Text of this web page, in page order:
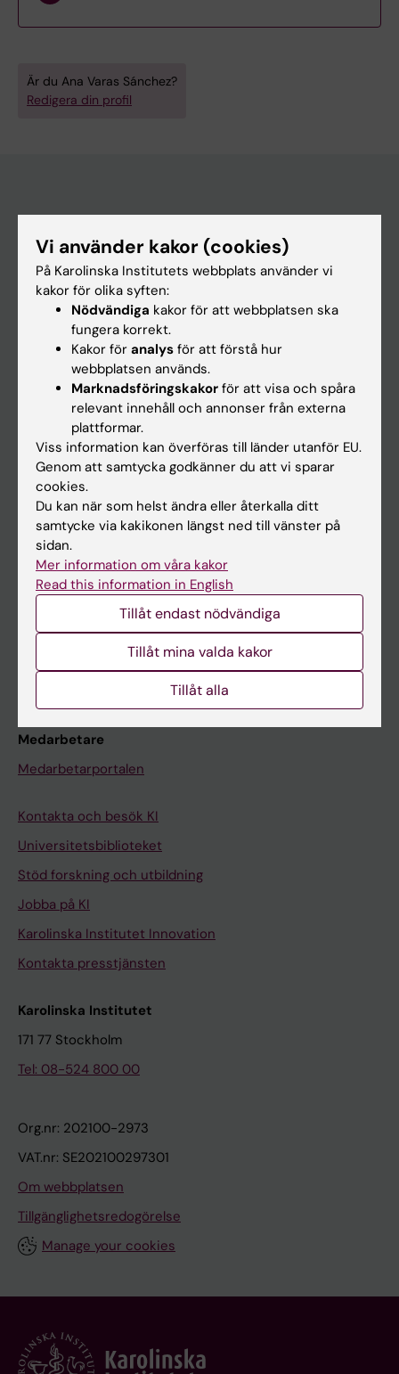
Är du Ana Varas Sánchez?
Redigera din profil
Utbildning
Forskarutbildning
Forskning
Kalender
Student
Ladok
Canvas
Schema
Kurs- och programwebbar
Student på KI
Medarbetare
Medarbetarportalen
Kontakta och besök KI
Universitetsbiblioteket
Stöd forskning och utbildning
Jobba på KI
Karolinska Institutet Innovation
Kontakta presstjänsten
Karolinska Institutet
171 77 Stockholm
Tel: 08-524 800 00
Org.nr: 202100-2973
VAT.nr: SE202100297301
Om webbplatsen
Tillgänglighetsredogörelse
Manage your cookies
Vi använder kakor (cookies)
På Karolinska Institutets webbplats använder vi
kakor för olika syften:
Nödvändiga kakor för att webbplatsen ska
fungera korrekt.
Kakor för analys för att förstå hur
webbplatsen används.
Marknadsföringskakor för att visa och spåra
relevant innehåll och annonser från externa
plattformar.
Viss information kan överföras till länder utanför EU.
Genom att samtycka godkänner du att vi sparar
cookies.
Du kan när som helst ändra eller återkalla ditt
samtycke via kakikonen längst ned till vänster på
sidan.
Mer information om våra kakor
Read this information in English
Tillåt endast nödvändiga
Tillåt mina valda kakor
Tillåt alla